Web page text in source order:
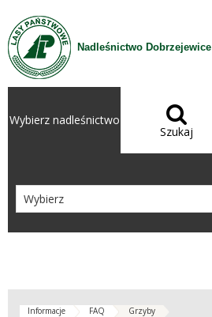
Przejdź do treści
Nadleśnictwo Dobrzejewice
Wybierz nadleśnictwo 
Szukaj
Informacje FAQ Grzyby